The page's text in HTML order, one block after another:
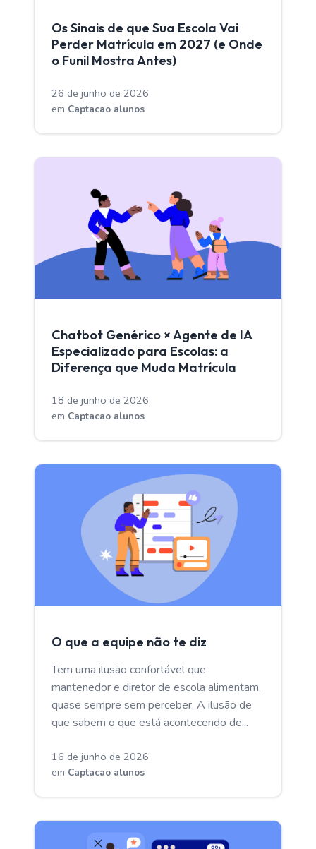
Os Sinais de que Sua Escola Vai
Perder Matrícula em 2027 (e Onde
o Funil Mostra Antes)
26 de junho de 2026
em Captacao alunos
Chatbot Genérico × Agente de IA
Especializado para Escolas: a
Diferença que Muda Matrícula
18 de junho de 2026
em Captacao alunos
O que a equipe não te diz
Tem uma ilusão confortável que
mantenedor e diretor de escola alimentam,
quase sempre sem perceber. A ilusão de
que sabem o que está acontecendo de...
16 de junho de 2026
em Captacao alunos